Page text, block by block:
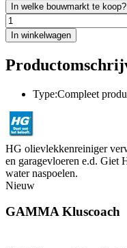
In welke bouwmarkt te koop?
In winkelwagen
Type:Compleet
HG olievlekkenreiniger
en garagevloeren e.d. Giet
water naspoelen.
Nieuw
GAMMA Kluscoach